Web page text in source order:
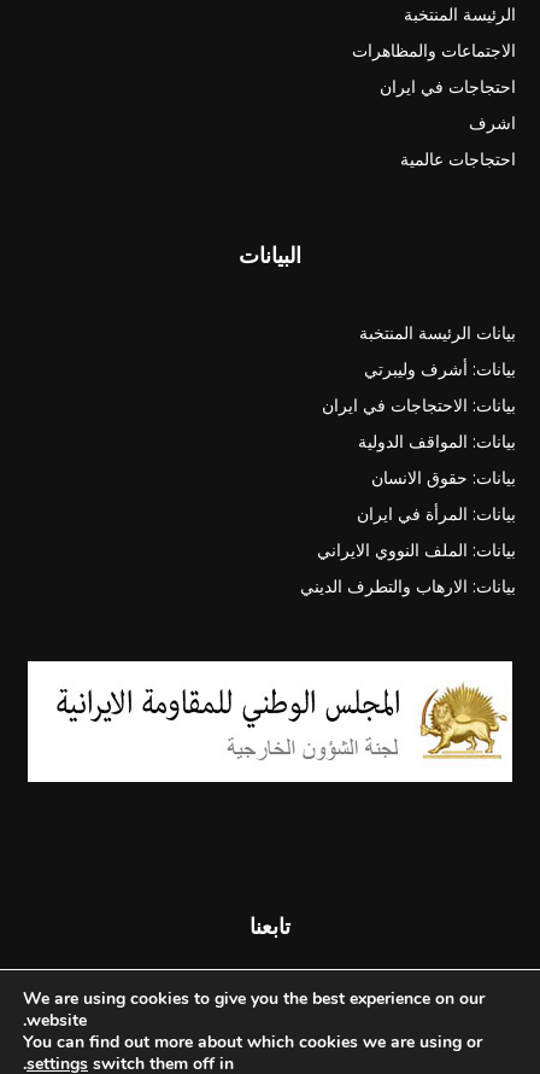
الرئيسة المنتخبة
الاجتماعات والمظاهرات
احتجاجات في ايران
اشرف
احتجاجات عالمية
البيانات
بيانات الرئيسة المنتخبة
بيانات: أشرف وليبرتي
بيانات: الاحتجاجات في ايران
بيانات: المواقف الدولية
بيانات: حقوق الانسان
بيانات: المرأة في ايران
بيانات: الملف النووي الايراني
بيانات: الارهاب والتطرف الديني
تابعنا
We are using cookies to give you the best experience on our
website.
You can find out more about which cookies we are using or
switch them off in
settings
.